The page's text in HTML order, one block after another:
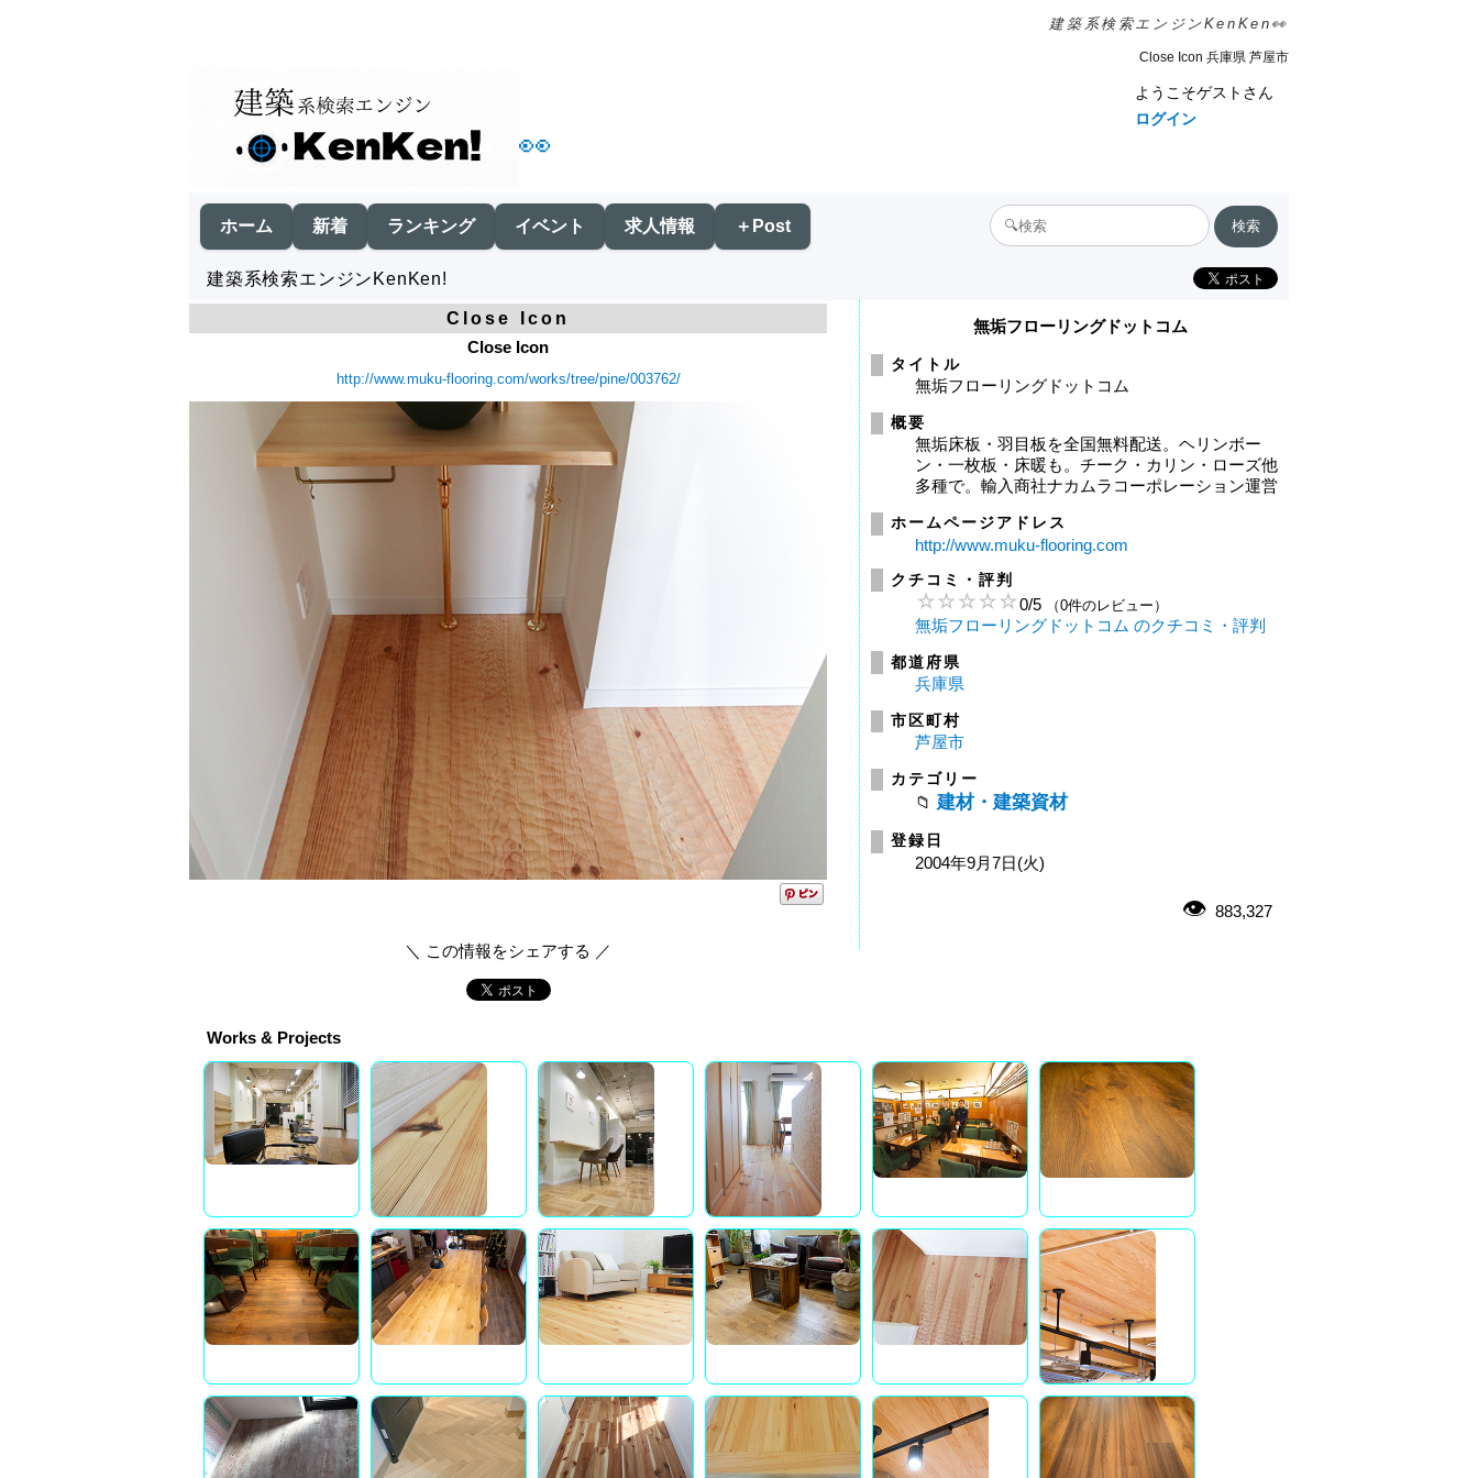
建築系検索エンジンKenKen👀
Close Icon 兵庫県 芦屋市
👀
ようこそゲストさん
ログイン
ホーム 新着 ランキング イベント 求人情報 ＋Post
建築系検索エンジンKenKen!
Close Icon
Close Icon
http://www.muku-flooring.com/works/tree/pine/003762/
＼ この情報をシェアする ／
無垢フローリングドットコム
タイトル
無垢フローリングドットコム
概要
無垢床板・羽目板を全国無料配送。ヘリンボー
ン・一枚板・床暖も。チーク・カリン・ローズ他
多種で。輸入商社ナカムラコーポレーション運営
ホームページアドレス
http://www.muku-flooring.com
クチコミ・評判
0/5 （0件のレビュー）
無垢フローリングドットコム のクチコミ・評判
都道府県
兵庫県
市区町村
芦屋市
カテゴリー
建材・建築資材
登録日
2004年9月7日(火)
883,327
Works & Projects